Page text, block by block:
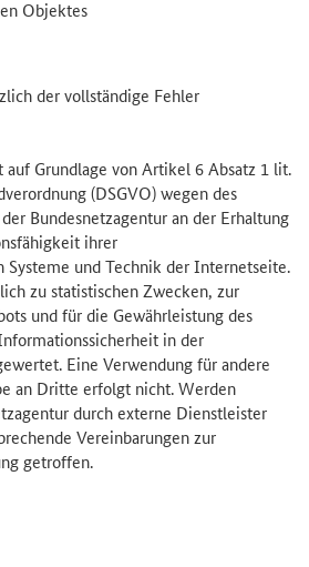
Objektes
der vollständige Fehler
Grundlage von Artikel 6 Absatz 1 lit.
(DSGVO) wegen des
Bundesnetzagentur an der Erhaltung
ihrer
Systeme und Technik der Internetseite.
zu statistischen Zwecken, zur
und für die Gewährleistung des
in der
Eine Verwendung für andere
an Dritte erfolgt nicht. Werden
durch externe Dienstleister
Vereinbarungen zur
getroffen.